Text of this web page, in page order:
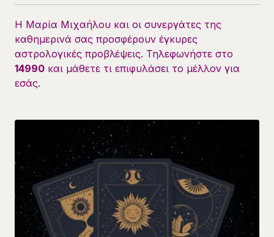
Η Μαρία Μιχαήλου και οι συνεργάτες της
καθημερινά σας προσφέρουν έγκυρες
αστρολογικές προβλέψεις. Τηλεφωνήστε στο
14990 και μάθετε τι επιφυλάσει το μέλλον για
εσάς.